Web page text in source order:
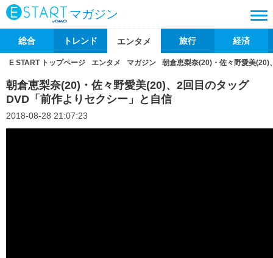
マガジン
総合 トレンド エンタメ 旅行 経済
E START トップページ エンタメ マガジン 朝倉恵梨奈(20)・佐々野愛美(20)
朝倉恵梨奈(20)・佐々野愛美(20)、2回目のタッグ
DVD「前作よりセクシー」と自信
2018-08-28 21:07:23